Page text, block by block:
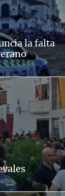
la falta